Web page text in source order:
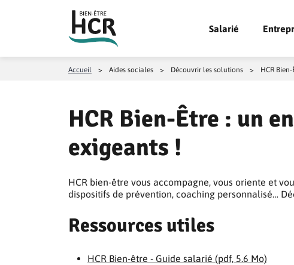
Salarié
Accueil > Aides sociales > Découvrir les solutions > HCR
HCR Bien-Être : un
exigeants !
HCR bien-être vous accompagne, vous oriente et
dispositifs de prévention, coaching personnalisé…
Ressources utiles
HCR Bien-être - Guide salarié (pdf, 5.6 Mo)